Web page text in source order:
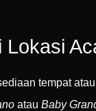
Lokasi
tempat atau
atau Baby